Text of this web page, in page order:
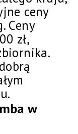
ceny
Ceny
zł,
w